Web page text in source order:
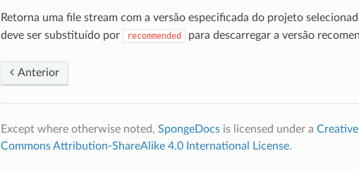
Retorna uma file stream com a versão especificada do projeto
deve ser substituído por recommended para descarregar a versão
Anterior
Except where otherwise noted, SpongeDocsis licensed under a Creative
Commons Attribution-ShareAlike 4.0 International License.